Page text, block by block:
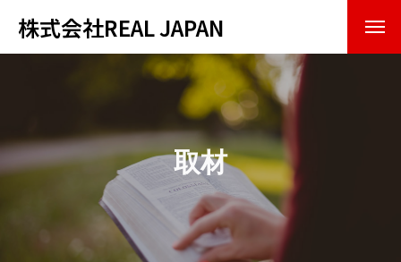
株式会社REAL JAPAN
企業理念
事業内容
取材